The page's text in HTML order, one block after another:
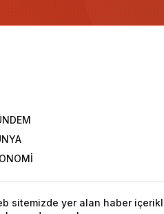
sitemizde yer alan haber